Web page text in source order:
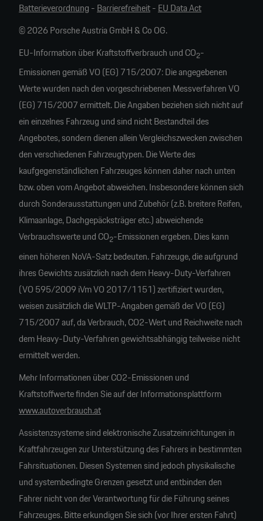
Batterieverordnung -Barrierefreiheit-EU Data Act
© 2026 Porsche Austria GmbH & Co OG.
EU-Information über Kraftstoffverbrauch und CO2-
Emissionen gemäß VO (EG) 715/2007: Die angegebenen
Werte wurden nach den vorgeschriebenen Messverfahren VO
(EG) 715/2007 ermittelt. Die Angaben beziehen sich nicht auf
ein einzelnes Fahrzeug und sind nicht Bestandteil des
Angebotes, sondern dienen allein Vergleichszwecken zwischen
den verschiedenen Fahrzeugtypen. Die Werte des
kaufgegenständlichen Fahrzeuges können daher nach unten
bzw. oben vom Angebot abweichen. Insbesondere können sich
durch Sonderausstattungen und Zubehör (z.B. breitere Reifen,
Klimaanlage, Dachgepäcksträger etc.) abweichende
Verbrauchswerte und CO2-Emissionen ergeben. Dies kann
einen höheren NoVA-Satz bedeuten. Fahrzeuge, die aufgrund
ihres Gewichts zusätzlich nach dem Heavy-Duty-Verfahren
(VO 595/2009 iVm VO 2017/1151) zertifiziert wurden,
weisen zusätzlich die WLTP-Angaben gemäß der VO (EG)
715/2007 auf, da Verbrauch, CO2-Wert und Reichweite nach
dem Heavy-Duty-Verfahren gewichtsabhängig teilweise nicht
ermittelt werden.
Mehr Informationen über CO2-Emissionen und
Kraftstoffwerte finden Sie auf der Informationsplattform
www.autoverbrauch.at
Assistenzsysteme sind elektronische Zusatzeinrichtungen in
Kraftfahrzeugen zur Unterstützung des Fahrers in bestimmten
Fahrsituationen. Diesen Systemen sind jedoch physikalische
und systembedingte Grenzen gesetzt und entbinden den
Fahrer nicht von der Verantwortung für die Führung seines
Fahrzeuges. Bitte erkundigen Sie sich (vor Ihrer ersten Fahrt)